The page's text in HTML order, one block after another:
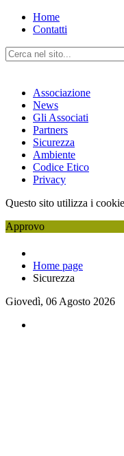
Home
Contatti
Associazione
News
Gli Associati
Partners
Sicurezza
Ambiente
Codice Etico
Privacy
Questo sito utilizza i
Approvo
Home page
Sicurezza
Giovedì, 06 Agosto 2026